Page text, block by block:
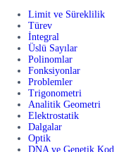
Limit ve Süreklilik
Türev
İntegral
Üslü Sayılar
Polinomlar
Fonksiyonlar
Problemler
Trigonometri
Analitik Geometri
Elektrostatik
Dalgalar
Optik
DNA ve Genetik Kod